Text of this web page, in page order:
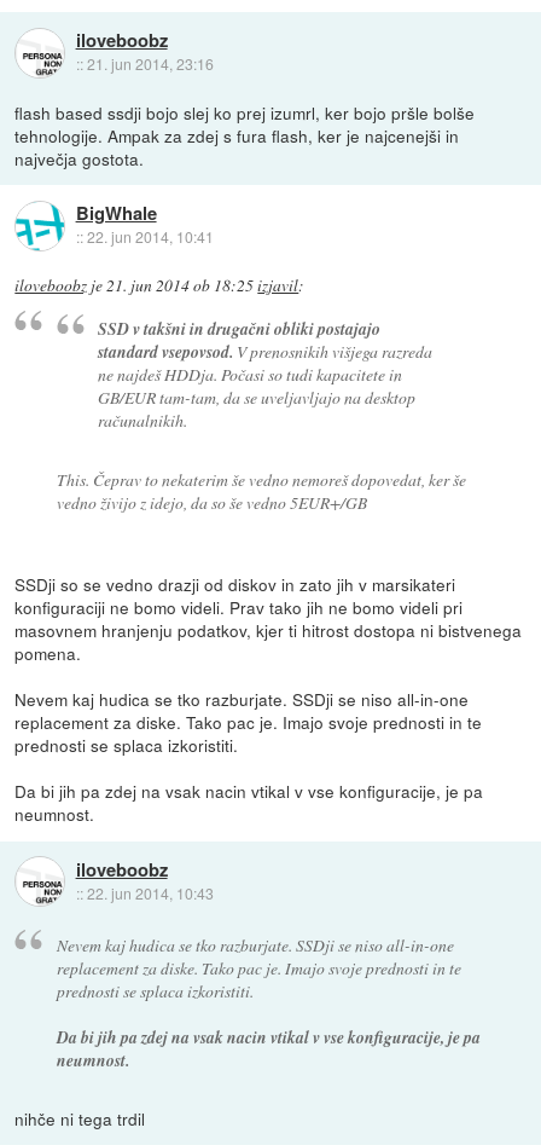
iloveboobz
::21. jun 2014, 23:16
flash based ssdji bojo slej ko prej izumrl, ker bojo pršle bolše
tehnologije. Ampak za zdej s fura flash, ker je najcenejši in
največja gostota.
BigWhale
::22. jun 2014, 10:41
iloveboobz je21. jun 2014 ob 18:25izjavil:
SSD v takšni in drugačni obliki postajajo
standard vsepovsod. V prenosnikih višjega razreda
ne najdeš HDDja. Počasi so tudi kapacitete in
GB/EUR tam-tam, da se uveljavljajo na desktop
računalnikih.
This. Čeprav to nekaterim še vedno nemoreš dopovedat, ker še
vedno živijo z idejo, da so še vedno 5EUR+/GB
SSDji so se vedno drazji od diskov in zato jih v marsikateri
konfiguraciji ne bomo videli. Prav tako jih ne bomo videli pri
masovnem hranjenju podatkov, kjer ti hitrost dostopa ni bistvenega
pomena.
Nevem kaj hudica se tko razburjate. SSDji se niso all-in-one
replacement za diske. Tako pac je. Imajo svoje prednosti in te
prednosti se splaca izkoristiti.
Da bi jih pa zdej na vsak nacin vtikal v vse konfiguracije, je pa
neumnost.
iloveboobz
::22. jun 2014, 10:43
Nevem kaj hudica se tko razburjate. SSDji se niso all-in-one
replacement za diske. Tako pac je. Imajo svoje prednosti in te
prednosti se splaca izkoristiti.
Da bi jih pa zdej na vsak nacin vtikal v vse konfiguracije, je pa
neumnost.
nihče ni tega trdil